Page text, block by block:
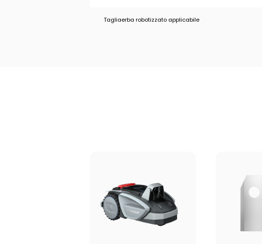
Tagliaerba robotizzato applicabile